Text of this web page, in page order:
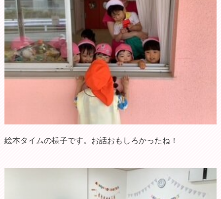
絵本タイムの様子です。お話おもしろかったね！